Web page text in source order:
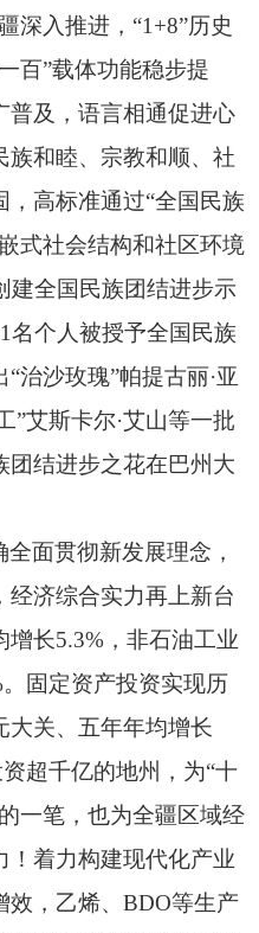
深入推进， “1+8”历史
百”载体功能稳步提
及， 语言相通促进心
族和睦、 宗教和顺、 社
高标准通过“全国民族
式社会结构和社区环境
建全国民族团结进步示
1名个人被授予全国民族
“治沙玫瑰”帕提古丽·亚
”艾斯卡尔·艾山等一批
团结进步之花在巴州大
面贯彻新发展理念，
经济综合实力再上新台
长5.3%， 非石油工业
固定资产投资实现历
关、 五年年均增长
超千亿的地州， 为“十
一笔， 也为全疆区域经
着力构建现代化产业
， 乙烯、 BDO等生产